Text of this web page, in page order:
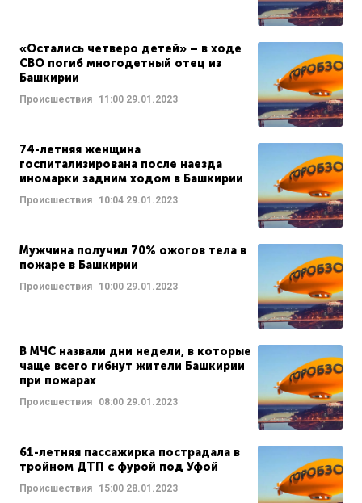
«Остались четверо детей» – в ходе
СВО погиб многодетный отец из
Башкирии
Происшествия 11:00 29.01.2023
74-летняя женщина
госпитализирована после наезда
иномарки задним ходом в Башкирии
Происшествия 10:04 29.01.2023
Мужчина получил 70% ожогов тела в
пожаре в Башкирии
Происшествия 10:00 29.01.2023
В МЧС назвали дни недели, в которые
чаще всего гибнут жители Башкирии
при пожарах
Происшествия 08:00 29.01.2023
61-летняя пассажирка пострадала в
тройном ДТП с фурой под Уфой
Происшествия 15:00 28.01.2023